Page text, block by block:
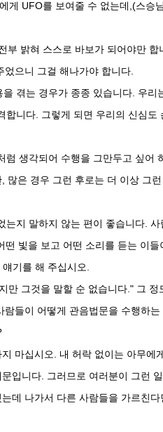
게 UFO를 보여줄 수 없는데,(스승님
부 밝혀 스스로 바보가 되어야만 합
으니 그걸 해나가야 합니다.
겪는 경우가 종종 있습니다. 우리
합니다. 그렇게 되면 우리의 신심도
럼 생각되어 수행을 그만두고 싶어
은 경우 그런 후로는 더 이상 그런
는지 말하지 않는 편이 좋습니다. 사
빛을 보고 어떤 소리를 듣는 이들
기를 해 주십시오.
만 그것을 말할 순 없습니다." 그 정
들이 어떻게 관음법문을 수행하는
마십시오. 내 허락 없이는 아무에게
입니다. 그러므로 여러분이 그런 일
데 나가서 다른 사람들을 가르친다